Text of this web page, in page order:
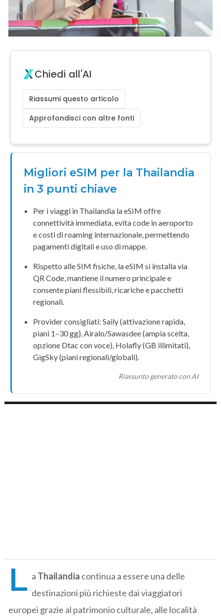
Chiedi all'AI
Riassumi questo articolo
Approfondisci con altre fonti
Migliori eSIM per la Thailandia
in 3 punti chiave
Per i viaggi in Thailandia laeSIM offre
connettività immediata, evita code in aeroporto
e costi diroaming internazionale, permettendo
pagamenti digitali e uso di mappe.
Rispetto alleSIM fisiche, laeSIM si installa via
QR Code, mantiene il numero principale e
consente piani flessibili, ricariche e pacchetti
regionali.
Provider consigliati:Saily(attivazione rapida,
piani 1–30 gg),Airalo/Sawasdee(ampia scelta,
opzione Dtac con voce), Holafly(GB illimitati),
GigSky(piani regionali/globali).
Riassunto generato con AI
L a Thailandia continua a essere una delle
destinazioni più richieste dai viaggiatori
europei grazie al patrimonio culturale, alle località